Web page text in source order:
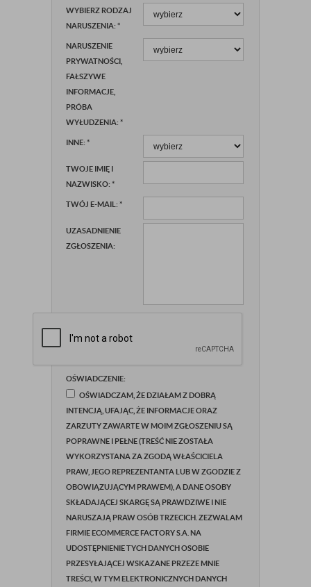
WYBIERZ RODZAJ
NARUSZENIA: *
NARUSZENIE
PRYWATNOŚCI,
FAŁSZYWE
INFORMACJE,
PRÓBA
WYŁUDZENIA: *
INNE: *
TWOJE IMIĘ I
NAZWISKO: *
TWÓJ E-MAIL: *
UZASADNIENIE
ZGŁOSZENIA:
OŚWIADCZENIE:
OŚWIADCZAM, ŻE DZIAŁAM Z DOBRĄ
INTENCJĄ, UFAJĄC, ŻE INFORMACJE ORAZ
ZARZUTY ZAWARTE W MOIM ZGŁOSZENIU SĄ
POPRAWNE I PEŁNE (TREŚĆ NIE ZOSTAŁA
WYKORZYSTANA ZA ZGODĄ WŁAŚCICIELA
PRAW, JEGO REPREZENTANTA LUB W ZGODZIE Z
OBOWIĄZUJĄCYM PRAWEM), A DANE OSOBY
SKŁADAJĄCEJ SKARGĘ SĄ PRAWDZIWE I NIE
NARUSZAJĄ PRAW OSÓB TRZECICH. ZEZWALAM
FIRMIE ECOMMERCE FACTORY S.A. NA
UDOSTĘPNIENIE TYCH DANYCH OSOBIE
PRZESYŁAJĄCEJ WSKAZANE PRZEZE MNIE
TREŚCI, W TYM ELEKTRONICZNYCH DANYCH